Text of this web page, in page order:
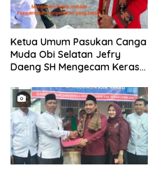
Ketua Umum Pasukan Canga
Muda Obi Selatan Jefry
Daeng SH Mengecam Keras
Air Laut di Laut yang Bersih